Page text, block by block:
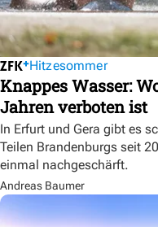
Hitzesommer
Knappes Wasser:
Jahren verboten ist
In Erfurt und Gera gibt es
Teilen Brandenburgs seit
einmal nachgeschärft.
Andreas Baumer